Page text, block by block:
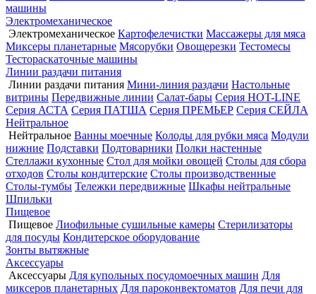
машины
Электромеханическое
Электромеханическое Картофелечистки Массажеры для мяса
Миксеры планетарные Мясорубки Овощерезки Тестомесы
Тестораскаточные машины
Линии раздачи питания
Линии раздачи питания Мини-линия раздачи Настольные
витрины Передвижные линии Салат-бары Серия HOT-LINE
Серия АСТА Серия ПАТША Серия ПРЕМЬЕР Серия СЕЙЛА
Нейтральное
Нейтральное Ванны моечные Колоды для рубки мяса Модули
нижние Подставки Подтоварники Полки настенные
Стеллажи кухонные Стол для мойки овощей Столы для сбора
отходов Столы кондитерские Столы производственные
Столы-тумбы Тележки передвижные Шкафы нейтральные
Шпильки
Пищевое
Пищевое Лиофильные сушильные камеры Стерилизаторы
для посуды Кондитерское оборудование
Зонты вытяжные
Аксессуары
Аксессуары Для купольных посудомоечных машин Для
миксеров планетарных Для пароконвектоматов Для печи для